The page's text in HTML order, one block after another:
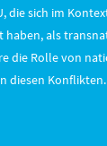
die sich im
haben, als
die Rolle von
diesen Konflikten.